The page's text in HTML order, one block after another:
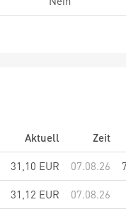
Aktuell
Zeit
31,10 EUR 07.08.26
31,12 EUR
07.08.26